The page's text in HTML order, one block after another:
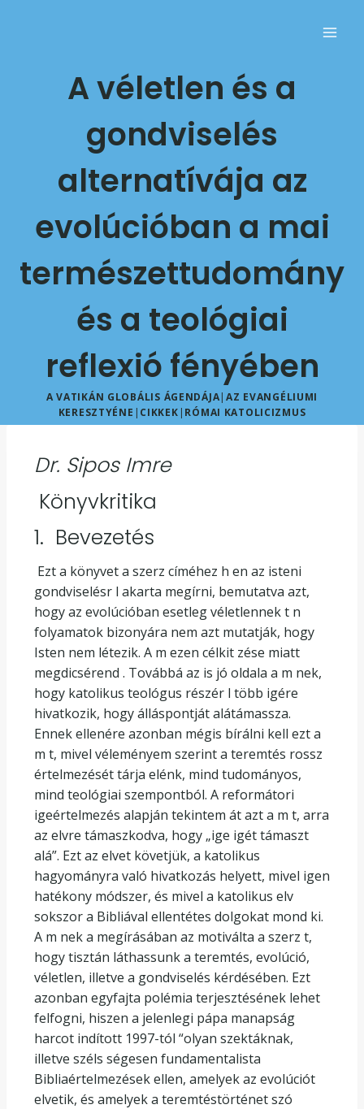
A véletlen és a
gondviselés
alternatívája az
evolúcióban a mai
természettudomány
és a teológiai
reflexió fényében
A VATIKÁN GLOBÁLIS ÁGENDÁJA|AZ EVANGÉLIUMI
KERESZTYÉNE | CIKKEK | RÓMAI KATOLICIZMUS
Dr. Sipos Imre
Könyvkritika
1. Bevezetés
Ezt a könyvet a szerz címéhez h en az isteni
gondviselésr l akarta megírni, bemutatva azt,
hogy az evolúcióban esetleg véletlennek t n
folyamatok bizonyára nem azt mutatják, hogy
Isten nem létezik. A m ezen célkit zése miatt
megdicsérend . Továbbá az is jó oldala a m nek,
hogy katolikus teológus részér l több igére
hivatkozik, hogy álláspontját alátámassza.
Ennek ellenére azonban mégis bírálni kell ezt a
m t, mivel véleményem szerint a teremtés rossz
értelmezését tárja elénk, mind tudományos,
mind teológiai szempontból. A reformátori
igeértelmezés alapján tekintem át azt a m t, arra
az elvre támaszkodva, hogy „ige igét támaszt
alá”. Ezt az elvet követjük, a katolikus
hagyományra való hivatkozás helyett, mivel igen
hatékony módszer, és mivel a katolikus elv
sokszor a Bibliával ellentétes dolgokat mond ki.
A m nek a megírásában az motiválta a szerz t,
hogy tisztán láthassunk a teremtés, evolúció,
véletlen, illetve a gondviselés kérdésében. Ezt
azonban egyfajta polémia terjesztésének lehet
felfogni, hiszen a jelenlegi pápa manapság
harcot indított 1997-tól “olyan szektáknak,
illetve széls ségesen fundamentalista
Bibliaértelmezések ellen, amelyek az evolúciót
elvetik, és amelyek a teremtéstörténet szó